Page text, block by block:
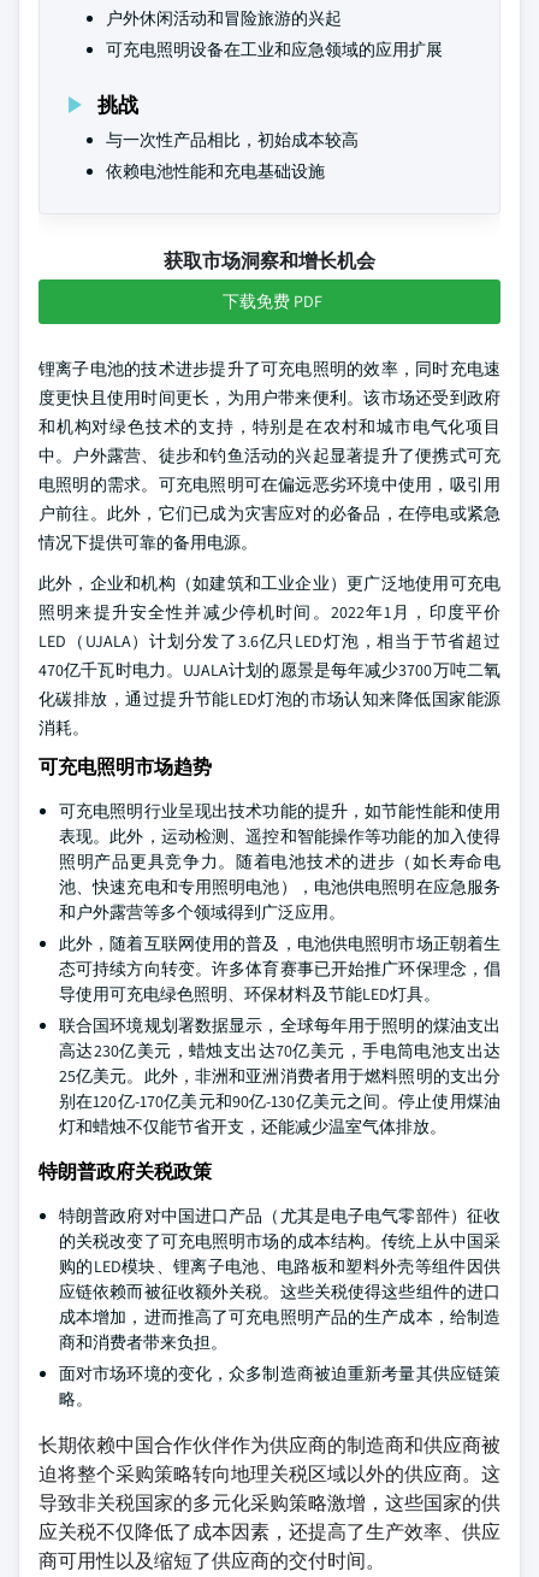
户外休闲活动和冒险旅游的兴起
可充电照明设备在工业和应急领域的应用扩展
挑战
与一次性产品相比，初始成本较高
依赖电池性能和充电基础设施
获取市场洞察和增长机会
下载免费 PDF
锂离子电池的技术进步提升了可充电照明的效率，同时充电速
度更快且使用时间更长，为用户带来便利。该市场还受到政府
和机构对绿色技术的支持，特别是在农村和城市电气化项目
中。户外露营、徒步和钓鱼活动的兴起显著提升了便携式可充
电照明的需求。可充电照明可在偏远恶劣环境中使用，吸引用
户前往。此外，它们已成为灾害应对的必备品，在停电或紧急
情况下提供可靠的备用电源。
此外，企业和机构（如建筑和工业企业）更广泛地使用可充电
照明来提升安全性并减少停机时间。2022年1月，印度平价
LED（UJALA）计划分发了3.6亿只LED灯泡，相当于节省超过
470亿千瓦时电力。UJALA计划的愿景是每年减少3700万吨二氧
化碳排放，通过提升节能LED灯泡的市场认知来降低国家能源
消耗。
可充电照明市场趋势
可充电照明行业呈现出技术功能的提升，如节能性能和使用
表现。此外，运动检测、遥控和智能操作等功能的加入使得
照明产品更具竞争力。随着电池技术的进步（如长寿命电
池、快速充电和专用照明电池），电池供电照明在应急服务
和户外露营等多个领域得到广泛应用。
此外，随着互联网使用的普及，电池供电照明市场正朝着生
态可持续方向转变。许多体育赛事已开始推广环保理念，倡
导使用可充电绿色照明、环保材料及节能LED灯具。
联合国环境规划署数据显示，全球每年用于照明的煤油支出
高达230亿美元，蜡烛支出达70亿美元，手电筒电池支出达
25亿美元。此外，非洲和亚洲消费者用于燃料照明的支出分
别在120亿-170亿美元和90亿-130亿美元之间。停止使用煤油
灯和蜡烛不仅能节省开支，还能减少温室气体排放。
特朗普政府关税政策
特朗普政府对中国进口产品（尤其是电子电气零部件）征收
的关税改变了可充电照明市场的成本结构。传统上从中国采
购的LED模块、锂离子电池、电路板和塑料外壳等组件因供
应链依赖而被征收额外关税。这些关税使得这些组件的进口
成本增加，进而推高了可充电照明产品的生产成本，给制造
商和消费者带来负担。
面对市场环境的变化，众多制造商被迫重新考量其供应链策
略。
长期依赖中国合作伙伴作为供应商的制造商和供应商被
迫将整个采购策略转向地理关税区域以外的供应商。这
导致非关税国家的多元化采购策略激增，这些国家的供
应关税不仅降低了成本因素，还提高了生产效率、供应
商可用性以及缩短了供应商的交付时间。